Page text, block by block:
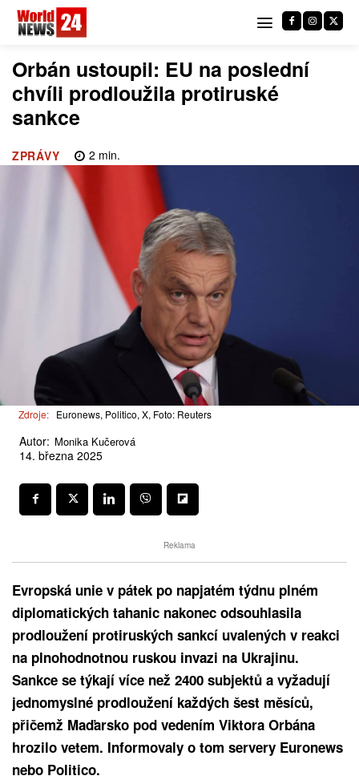
Orbán ustoupil: EU na poslední
chvíli prodloužila protiruské
sankce
ZPRÁVY 2 min.
Zdroje: Euronews, Politico, X, Foto: Reuters
Autor: Monika Kučerová
14. března 2025
Reklama
Evropská unie v pátek po napjatém týdnu plném
diplomatických tahanic nakonec odsouhlasila
prodloužení protiruských sankcí uvalených v reakci
na plnohodnotnou ruskou invazi na Ukrajinu.
Sankce se týkají více než 2400 subjektů a vyžadují
jednomyslné prodloužení každých šest měsíců,
přičemž Maďarsko pod vedením Viktora Orbána
hrozilo vetem. Informovaly o tom servery Euronews
nebo Politico.